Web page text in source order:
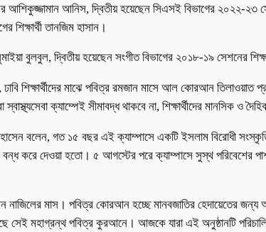
আশিকুজ্জামান আনিস, দ্বিতীয় হয়েছেন সিএসই বিভাগের ২০২২-
শিক্ষার্থী তানজিম হাসান।
বুলবুল, দ্বিতীয় হয়েছেন সংগীত বিভাগের ২০১৮-১৯ সেশনের
ঢাবি শিক্ষার্থীদের মাঝে পবিত্র রমজান মাসে আল কোরআন
ক্যাম্পেই সীমাবদ্ধ থাকবে না, শিক্ষার্থীদের মানসিক ও
হোসেন বলেন, গত ১৫ বছর এই ক্যাম্পাসে একটি ইসলাম বিরোধী
করে দেওয়া হতো। ৫ আগস্টের পরে ক্যাম্পাসে সুস্থ পরিবেশের
মাস। পবিত্র কোরআন হচ্ছে মানবজাতির হেদায়েতের জন্য
মহাগ্রন্থ পবিত্র কুরআনে। আজকে যারা এই অনুষ্ঠানটি